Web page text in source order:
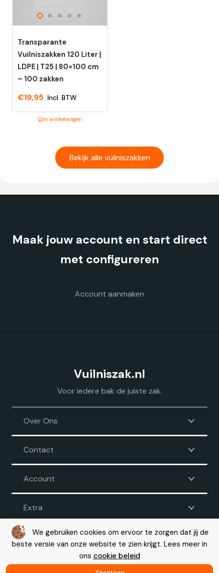
We gebruiken cookies om ervoor te zorgen dat jij de
beste versie van onze website te zien krijgt. Lees meer in
ons cookie beleid
worden
op
de
productpagina
Transparante
Vuilniszakken 120 Liter |
LDPE | T25 | 80×100 cm
– 100 zakken
€19,95 Incl. BTW
In winkelwagen
Deze
worden
Bekijk alle vuilniszakken
Maak jouw account en start direct
met configureren
Account aanmaken
Vuilniszak.nl
Voor iedere bak de juiste zak.
Over Ons
Contact
Account
Extra
Voorwaarden|Disclaimer| Privacy| Cookie beleid
© Copyright 2026 – Vuilniszak.nl |Webdesign by Yooker
with 💙